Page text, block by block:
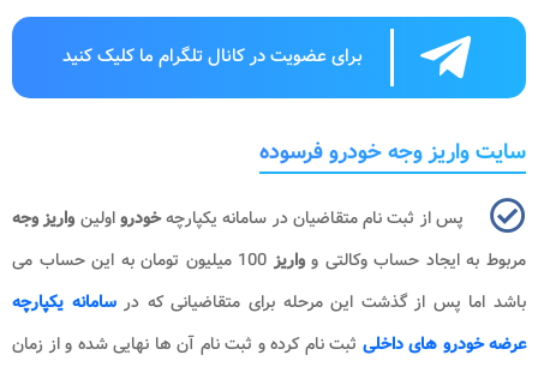
برای عضویت در کانال تلگرام ما کلیک کنید
سایت واریز وجه خودرو فرسوده
پس از ثبت نام متقاضیان در سامانه یکپارچهخودرواولین واریز وجه
مربوط به ایجاد حساب وکالتی وواریز
100 میلیون تومان به این حساب می
باشد اما پس از گذشت این مرحله برای متقاضیانی که درسامانه یکپارچه
عرضه خودرو های داخلی ثبت نام کرده و ثبت نام آن ها نهایی شده و از زمان